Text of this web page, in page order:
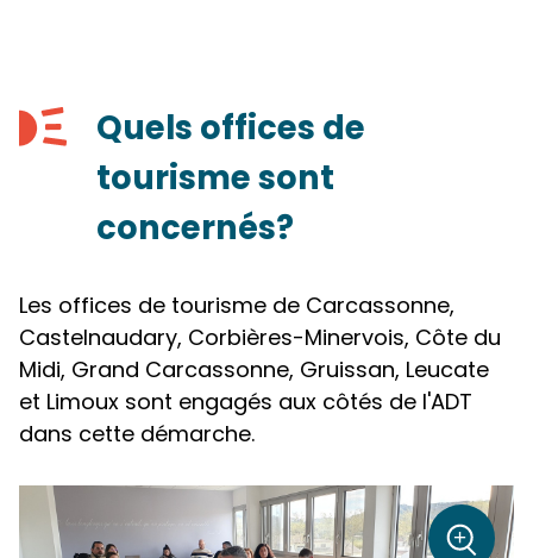
Quels offices de
tourisme sont
concernés?
Les offices de tourisme de Carcassonne,
Castelnaudary, Corbières-Minervois, Côte du
Midi, Grand Carcassonne, Gruissan, Leucate
et Limoux sont engagés aux côtés de l'ADT
dans cette démarche.
+
sur la